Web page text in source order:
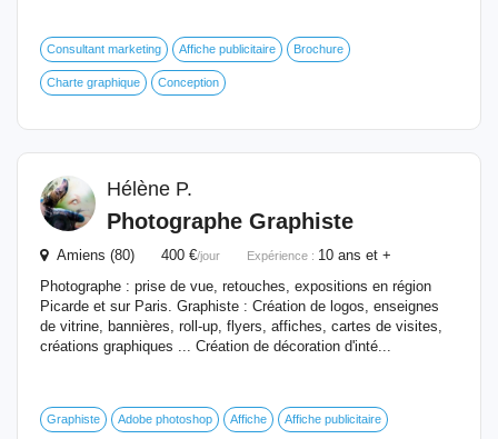
Consultant marketing Affiche publicitaire Brochure
Charte graphique Conception
Hélène P.
Photographe Graphiste
Amiens (80) 400 €/jour Expérience : 10 ans et +
Photographe : prise de vue, retouches, expositions en région
Picarde et sur Paris. Graphiste : Création de logos, enseignes
de vitrine, bannières, roll-up, flyers, affiches, cartes de visites,
créations graphiques ... Création de décoration d'inté...
Graphiste Adobe photoshop Affiche Affiche publicitaire